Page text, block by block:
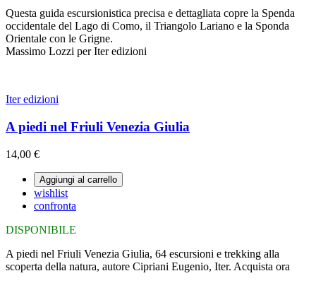
Questa guida escursionistica precisa e dettagliata copre la Spenda
occidentale del Lago di Como, il Triangolo Lariano e la Sponda
Orientale con le Grigne.
Massimo Lozzi per Iter edizioni
Iter edizioni
A piedi nel Friuli Venezia Giulia
14,00 €
Aggiungi al carrello
wishlist
confronta
DISPONIBILE
A piedi nel Friuli Venezia Giulia, 64 escursioni e trekking alla
scoperta della natura, autore Cipriani Eugenio, Iter. Acquista ora